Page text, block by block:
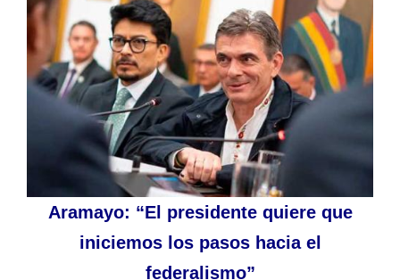
Aramayo: “El presidente quiere que
iniciemos los pasos hacia el
federalismo”